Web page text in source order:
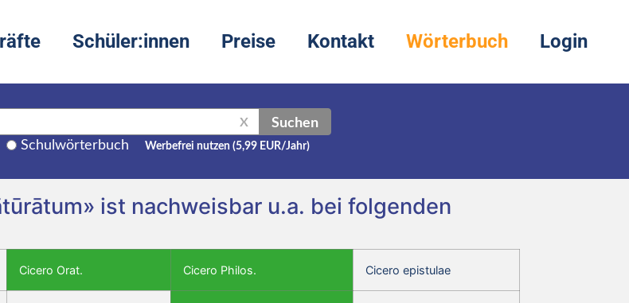
Schüler:innen Preise Kontakt Wörterbuch Login
X Suchen
Schulwörterbuch Werbefrei nutzen (5,99 EUR/Jahr)
ist nachweisbar u.a. bei folgenden
Cicero Orat. Cicero Philos. Cicero epistulae